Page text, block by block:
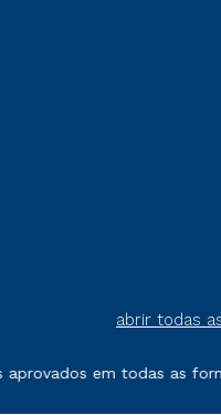
abrir todas
em todas as